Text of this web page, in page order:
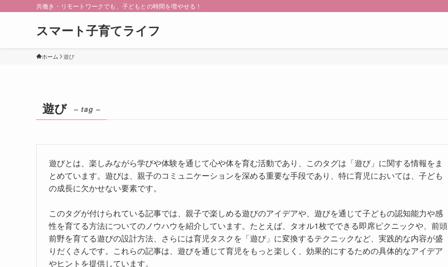
共働き・リモートワークでも、子どもとの時間を増やせる！
スマート子育てライフ
ホーム 遊び
遊び – tag –
遊びとは、楽しみながら学びや体験を通じて心や体を育む活動であり、このタグは「遊び」に関する情報をま
とめています。遊びは、親子のコミュニケーションを深める重要な手段であり、特に育児においては、子ども
の成長に欠かせない要素です。
このタグが付けられている記事では、親子で楽しめる遊びのアイデアや、遊びを通じて子どもの認知能力や感
性を育てる方法についてのノウハウを紹介しています。たとえば、タオル1枚でできる即席ピクニックや、前頭
前野を育てる遊びの設計方法、さらには育児タスクを「遊び」に変換するテクニックなど、実践的な内容が盛
りだくさんです。これらの記事は、遊びを通じて育児をもっと楽しく、効果的にするための具体的なアイデア
やヒントを提供しています。